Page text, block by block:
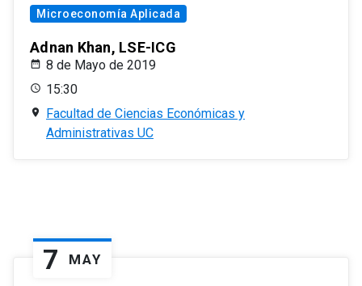
Microeconomía Aplicada
Adnan Khan, LSE-ICG
8 de Mayo de 2019
15:30
Facultad de Ciencias Económicas y
Administrativas UC
7 MAY